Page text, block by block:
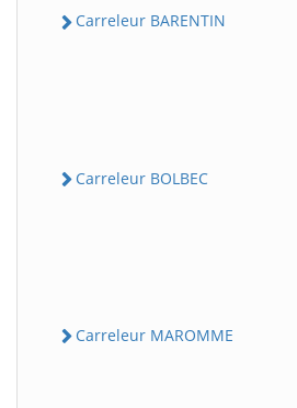
Carreleur BARENTIN
Carreleur BOLBEC
Carreleur MAROMME